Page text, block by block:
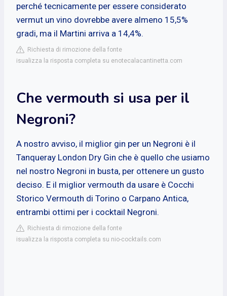
perché tecnicamente per essere considerato
vermut un vino dovrebbe avere almeno 15,5%
gradi, ma il Martini arriva a 14,4%.
Richiesta di rimozione della fonte
isualizza la risposta completa su enotecalacantinetta.com
Che vermouth si usa per il
Negroni?
A nostro avviso, il miglior gin per un Negroni è il
Tanqueray London Dry Gin che è quello che usiamo
nel nostro Negroni in busta, per ottenere un gusto
deciso. E il miglior vermouth da usare è Cocchi
Storico Vermouth di Torino o Carpano Antica,
entrambi ottimi per i cocktail Negroni.
Richiesta di rimozione della fonte
isualizza la risposta completa su nio-cocktails.com